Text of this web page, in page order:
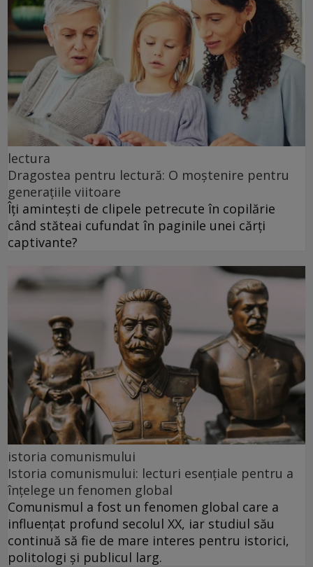
lectura
Dragostea pentru lectură: O moștenire pentru
generațiile viitoare
Îți amintești de clipele petrecute în copilărie
când stăteai cufundat în paginile unei cărți
captivante?
istoria comunismului
Istoria comunismului: lecturi esențiale pentru a
înțelege un fenomen global
Comunismul a fost un fenomen global care a
influențat profund secolul XX, iar studiul său
continuă să fie de mare interes pentru istorici,
politologi și publicul larg.